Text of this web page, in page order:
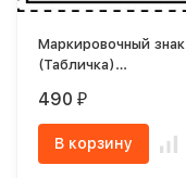
Маркировочный знак
(Табличка)
клапанов SV
490 ₽
В корзину